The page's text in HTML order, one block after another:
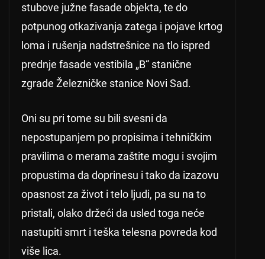
stubove južne fasade objekta, te do
potpunog otkazivanja zatega i pojave krtog
loma i rušenja nadstrešnice na tlo ispred
prednje fasade vestibila „B“ stanične
zgrade Železničke stanice Novi Sad.
Oni su pri tome su bili svesni da
nepostupanjem po propisima i tehničkim
pravilima o merama zaštite mogu i svojim
propustima da doprinesu i tako da izazovu
opasnost za život i telo ljudi, pa su na to
pristali, olako držeći da usled toga neće
nastupiti smrt i teška telesna povreda kod
više lica.